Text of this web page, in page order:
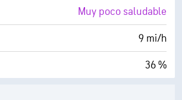
Muy poco saludable
9 mi/h
36 %